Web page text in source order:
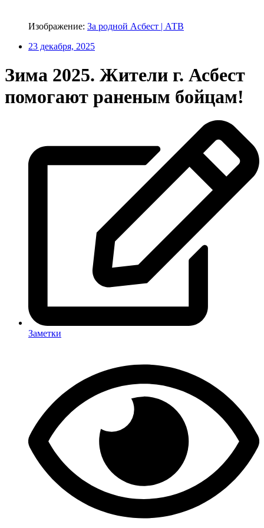
Изображение: За родной Асбест | АТВ
23 декабря, 2025
Зима 2025. Жители г. Асбест
помогают раненым бойцам!
Заметки